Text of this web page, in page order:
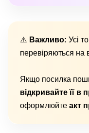
⚠️ Важливо: Усі
перевіряються на
Якщо посилка
відкривайте її в
оформлюйте акт